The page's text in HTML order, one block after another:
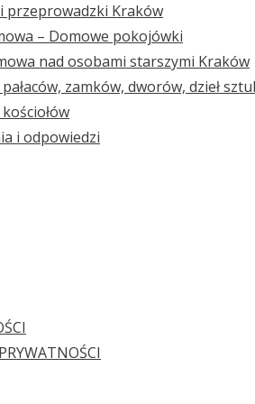
przeprowadzki Kraków
– Domowe pokojówki
nad osobami starszymi Kraków
zamków, dworów, dzieł
i odpowiedzi